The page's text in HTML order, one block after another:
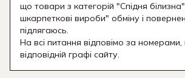
що товари з категорій "Спідня
шкарпеткові вироби" обміну і
підлягаюсь.
На всі питання відповімо за
відповідній графі сайту.